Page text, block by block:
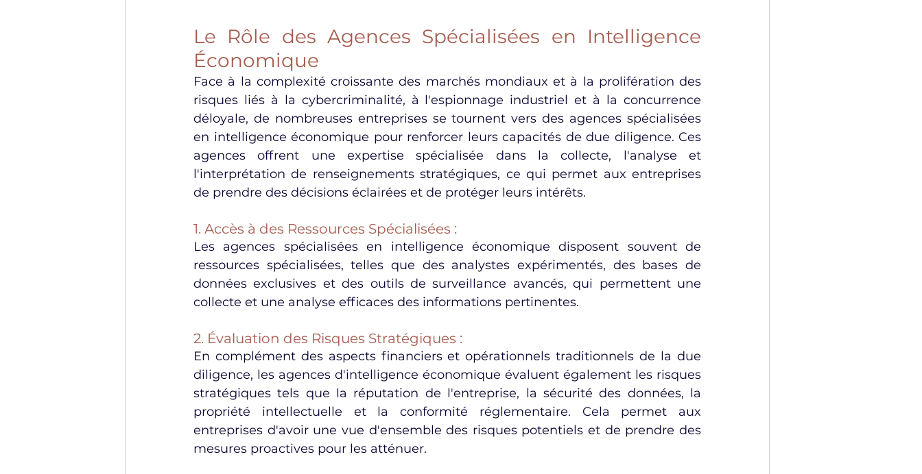
Le Rôle des Agences Spécialisées en Intelligence
Économique
Face à la complexité croissante des marchés mondiaux et à la prolifération des
risques liés à la cybercriminalité, à l'espionnage industriel et à la concurrence
déloyale, de nombreuses entreprises se tournent vers des agences spécialisées
en intelligence économique pour renforcer leurs capacités de due diligence. Ces
agences offrent une expertise spécialisée dans la collecte, l'analyse et
l'interprétation de renseignements stratégiques, ce qui permet aux entreprises
de prendre des décisions éclairées et de protéger leurs intérêts.
1. Accès à des Ressources Spécialisées :
Les agences spécialisées en intelligence économique disposent souvent de
ressources spécialisées, telles que des analystes expérimentés, des bases de
données exclusives et des outils de surveillance avancés, qui permettent une
collecte et une analyse efficaces des informations pertinentes.
2. Évaluation des Risques Stratégiques :
En complément des aspects financiers et opérationnels traditionnels de la due
diligence, les agences d'intelligence économique évaluent également les risques
stratégiques tels que la réputation de l'entreprise, la sécurité des données, la
propriété intellectuelle et la conformité réglementaire. Cela permet aux
entreprises d'avoir une vue d'ensemble des risques potentiels et de prendre des
mesures proactives pour les atténuer.